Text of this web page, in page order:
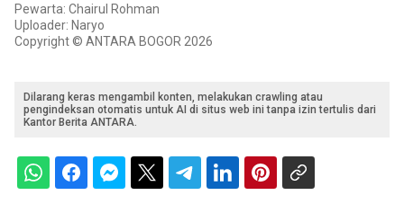
Pewarta: Chairul Rohman
Uploader: Naryo
Copyright © ANTARA BOGOR 2026
Dilarang keras mengambil konten, melakukan crawling atau
pengindeksan otomatis untuk AI di situs web ini tanpa izin tertulis dari
Kantor Berita ANTARA.